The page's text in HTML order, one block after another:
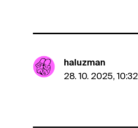
haluzman
28. 10. 2025, 10:32